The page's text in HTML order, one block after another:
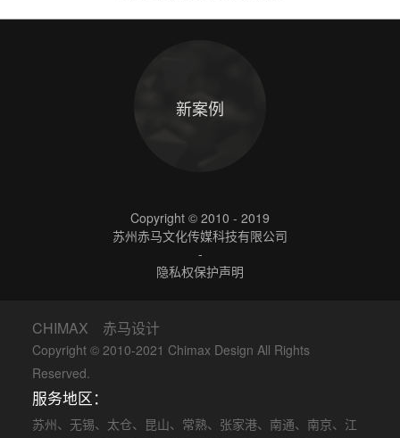
新案例
Copyright © 2010 - 2019
苏州赤马文化传媒科技有限公司
-
隐私权保护声明
CHIMAX 赤马设计
Copyright © 2010-2021 Chimax Design All Rights
Reserved.
服务地区：
苏州、 无锡、 太仓、 昆山、 常熟、 张家港、 南通、 南京、 江